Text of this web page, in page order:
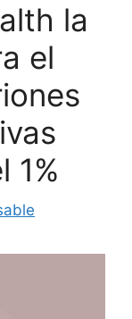
la
el
1%